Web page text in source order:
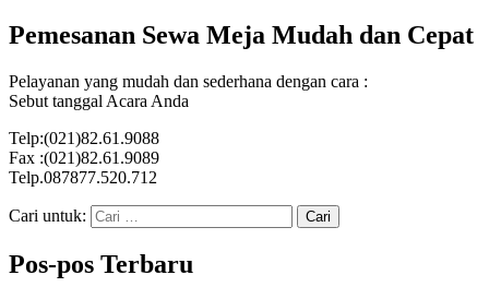
Pemesanan Sewa Meja Mudah dan Cepat
Pelayanan yang mudah dan sederhana dengan cara :
Sebut tanggal Acara Anda
Telp:(021)82.61.9088
Fax :(021)82.61.9089
Telp.087877.520.712
Cari untuk:
Pos-pos Terbaru